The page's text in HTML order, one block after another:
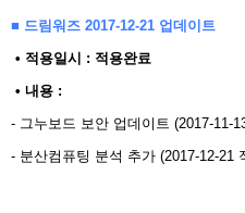
■ 드림워즈 2017-12-21 업데이트
​ • 적용일시 : 적용완료
• 내용 : ​
- 그누보드 보안 업데이트 (2017-11-
- 분산컴퓨팅 분석 추가 (2017-12-21